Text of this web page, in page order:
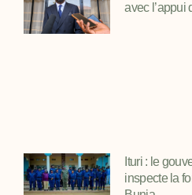
avec l’appui
Ituri : le
inspecte la